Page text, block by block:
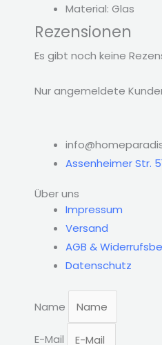
Material: Glas
Rezensionen
Es gibt noch keine
Nur angemeldete
Assenheimer Str.
Über uns
Impressum
Versand
AGB &
Datenschutz
Name
E-Mail